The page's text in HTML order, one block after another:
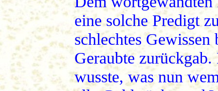
eine solche Predigt
schlechtes
Geraubte
wusste, was nun